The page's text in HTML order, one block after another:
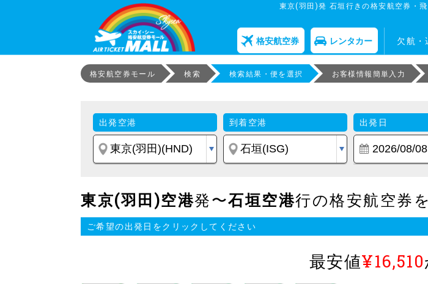
東京(羽田)発 石垣行きの格安航空券・
格安航空券 レンタカー 欠航・
格安航空券モール 検索 検索結果・便を選択 お客様情報簡単入力
出発空港 到着空港 出発日
東京(羽田)空港発〜石垣空港行の格安航空券
ご希望の出発日をクリックしてください
最安値¥16,510